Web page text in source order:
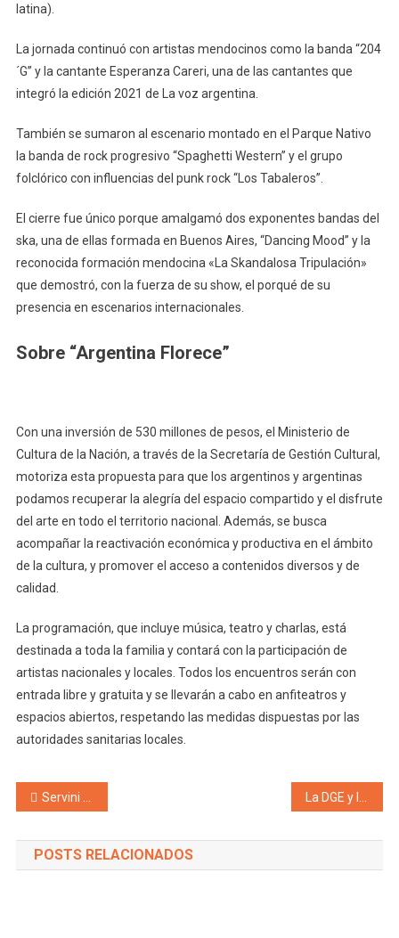
latina).
La jornada continuó con artistas mendocinos como la banda “204
´G” y la cantante Esperanza Careri, una de las cantantes que
integró la edición 2021 de La voz argentina.
También se sumaron al escenario montado en el Parque Nativo
la banda de rock progresivo “Spaghetti Western” y el grupo
folclórico con influencias del punk rock “Los Tabaleros”.
El cierre fue único porque amalgamó dos exponentes bandas del
ska, una de ellas formada en Buenos Aires, “Dancing Mood” y la
reconocida formación mendocina «La Skandalosa Tripulación»
que demostró, con la fuerza de su show, el porqué de su
presencia en escenarios internacionales.
Sobre “Argentina Florece”
Con una inversión de 530 millones de pesos, el Ministerio de
Cultura de la Nación, a través de la Secretaría de Gestión Cultural,
motoriza esta propuesta para que los argentinos y argentinas
podamos recuperar la alegría del espacio compartido y el disfrute
del arte en todo el territorio nacional. Además, se busca
acompañar la reactivación económica y productiva en el ámbito
de la cultura, y promover el acceso a contenidos diversos y de
calidad.
La programación, que incluye música, teatro y charlas, está
destinada a toda la familia y contará con la participación de
artistas nacionales y locales. Todos los encuentros serán con
entrada libre y gratuita y se llevarán a cabo en anfiteatros y
espacios abiertos, respetando las medidas dispuestas por las
autoridades sanitarias locales.
Navegación de entradas
Servini de Cubría contra el programa del Gobierno “Más Cultura Joven”. La respuesta de Cultura Nación «Es un fallo clasista»
POSTS RELACIONADOS